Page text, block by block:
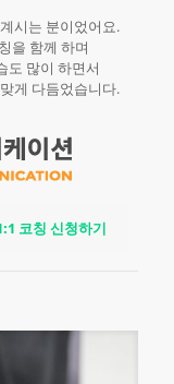
시는 분이었어요.
을 함께 하며
도 많이 하면서
게 다듬었습니다.
코칭 신청하기